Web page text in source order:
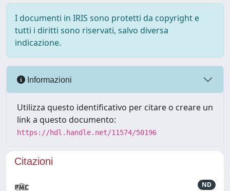
I documenti in IRIS sono protetti da copyright e
tutti i diritti sono riservati, salvo diversa
indicazione.
Informazioni
Utilizza questo identificativo per citare o creare un
link a questo documento:
https://hdl.handle.net/11574/50196
Citazioni
ND